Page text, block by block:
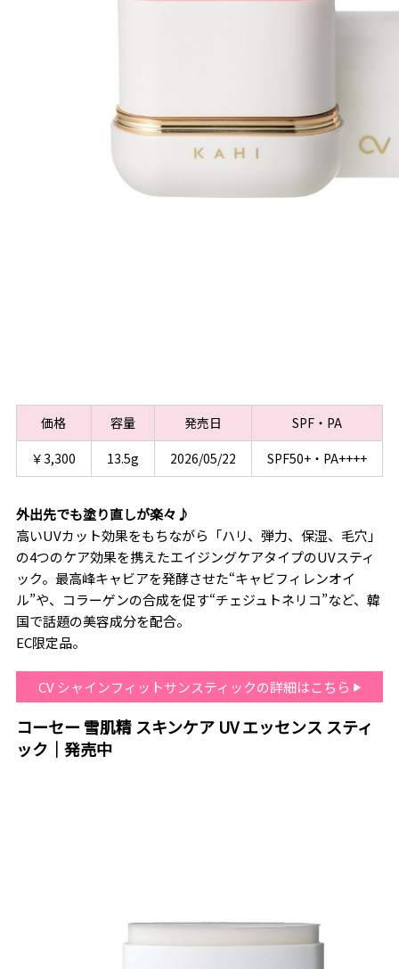
価格 容量 発売日
SPF・PA
￥3,300
13.5g 2026/05/22 SPF50+・PA++++
外出先でも塗り直しが楽々♪
高いUVカット効果をもちながら「ハリ、弾力、保湿、毛穴」
の4つのケア効果を携えたエイジングケアタイプのUVスティ
ック。最高峰キャビアを発酵させた“キャビフィレンオイ
ル”や、コラーゲンの合成を促す“チェジュトネリコ”など、韓
国で話題の美容成分を配合。
EC限定品。
CV シャインフィットサンスティックの詳細はこちら
コーセー 雪肌精 スキンケア UV エッセンス スティ
ック｜発売中